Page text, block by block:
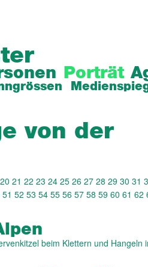
Porträt
von der
20 21 22 23 24 25 26 27 28 29 30 31
51 52 53 54 55 56 57 58 59 60 61 62
beim Klettern und Hangeln